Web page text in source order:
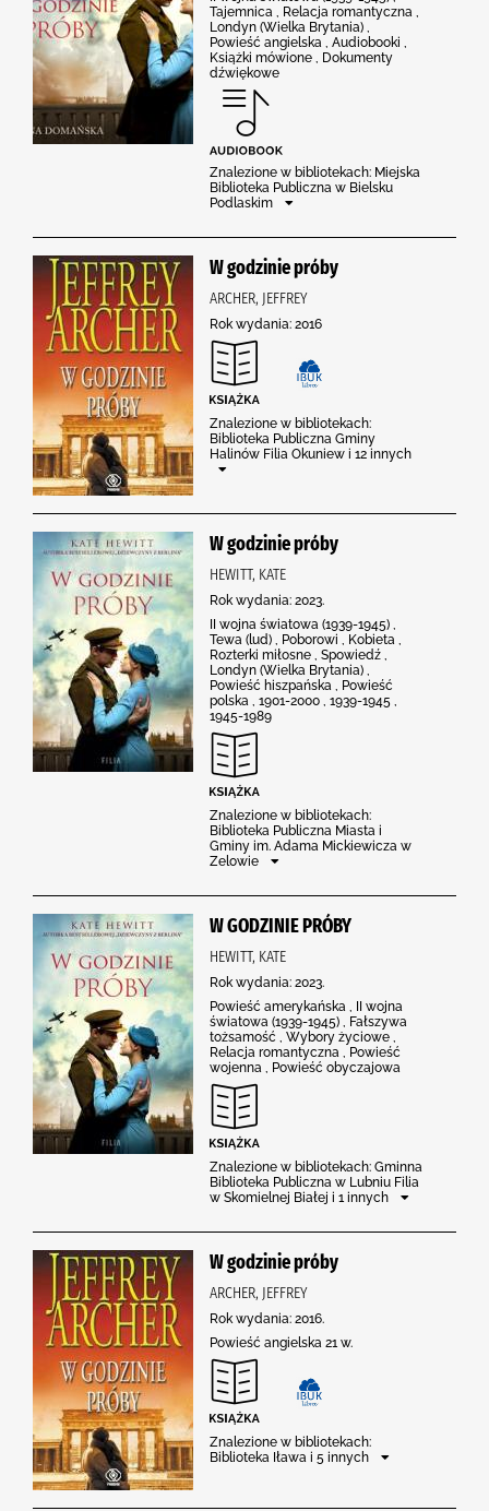
Tajemnica , Relacja romantyczna ,
Londyn (Wielka Brytania) ,
Powieść angielska , Audiobooki ,
Książki mówione , Dokumenty
dźwiękowe
Znalezione w bibliotekach: Miejska
Biblioteka Publiczna w Bielsku
Podlaskim
W godzinie próby
ARCHER, JEFFREY
Rok wydania: 2016
Znalezione w bibliotekach:
Biblioteka Publiczna Gminy
Halinów Filia Okuniew i 12 innych
W godzinie próby
HEWITT, KATE
Rok wydania: 2023.
II wojna światowa (1939-1945) ,
Tewa (lud) , Poborowi , Kobieta ,
Rozterki miłosne , Spowiedź ,
Londyn (Wielka Brytania) ,
Powieść hiszpańska , Powieść
polska , 1901-2000 , 1939-1945 ,
1945-1989
Znalezione w bibliotekach:
Biblioteka Publiczna Miasta i
Gminy im. Adama Mickiewicza w
Zelowie
W GODZINIE PRÓBY
HEWITT, KATE
Rok wydania: 2023.
Powieść amerykańska , II wojna
światowa (1939-1945) , Fałszywa
tożsamość , Wybory życiowe ,
Relacja romantyczna , Powieść
wojenna , Powieść obyczajowa
Znalezione w bibliotekach: Gminna
Biblioteka Publiczna w Lubniu Filia
w Skomielnej Białej i 1 innych
W godzinie próby
ARCHER, JEFFREY
Rok wydania: 2016.
Powieść angielska 21 w.
Znalezione w bibliotekach:
Biblioteka Iława i 5 innych